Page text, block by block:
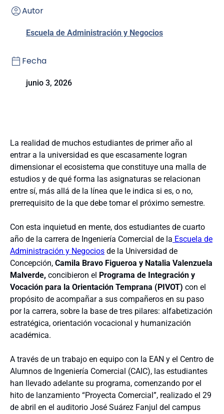
Autor
Escuela de Administración y Negocios
Fecha
junio 3, 2026
La realidad de muchos estudiantes de primer año al
entrar a la universidad es que escasamente logran
dimensionar el ecosistema que constituye una malla de
estudios y de qué forma las asignaturas se relacionan
entre sí, más allá de la línea que le indica si es, o no,
prerrequisito de la que debe tomar el próximo semestre.
Con esta inquietud en mente, dos estudiantes de cuarto
año de la carrera de Ingeniería Comercial de la Escuela de
Administración y Negocios de la Universidad de
Concepción, Camila Bravo Figueroa y Natalia Valenzuela
Malverde, concibieron el Programa de Integración y
Vocación para la Orientación Temprana (PIVOT) con el
propósito de acompañar a sus compañeros en su paso
por la carrera, sobre la base de tres pilares: alfabetización
estratégica, orientación vocacional y humanización
académica.
A través de un trabajo en equipo con la EAN y el Centro de
Alumnos de Ingeniería Comercial (CAIC), las estudiantes
han llevado adelante su programa, comenzando por el
hito de lanzamiento “Proyecta Comercial”, realizado el 29
de abril en el auditorio José Suárez Fanjul del campus